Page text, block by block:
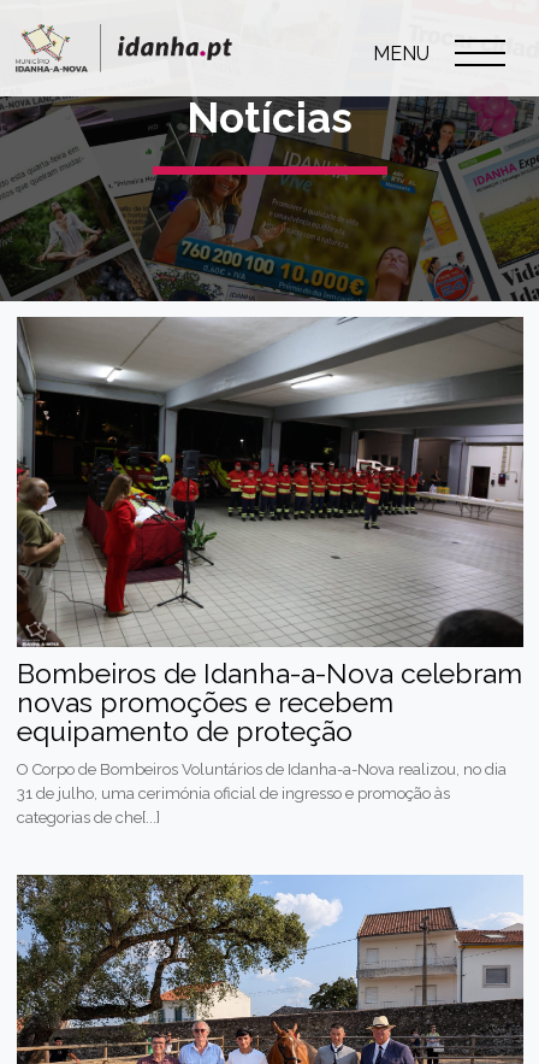
MENU
Notícias
Bombeiros de Idanha-a-Nova celebram
novas promoções e recebem
equipamento de proteção
O Corpo de Bombeiros Voluntários de Idanha-a-Nova realizou, no dia
31 de julho, uma cerimónia oficial de ingresso e promoção às
categorias de che[...]